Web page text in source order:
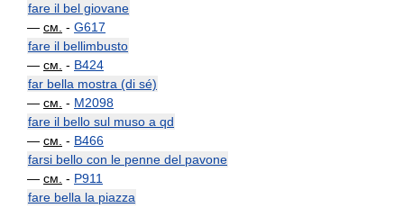
fare il bel giovane
— см. - G617
fare il bellimbusto
— см. - B424
far bella mostra (di sé)
— см. - M2098
fare il bello sul muso a qd
— см. - B466
farsi bello con le penne del pavone
— см. - P911
fare bella la piazza